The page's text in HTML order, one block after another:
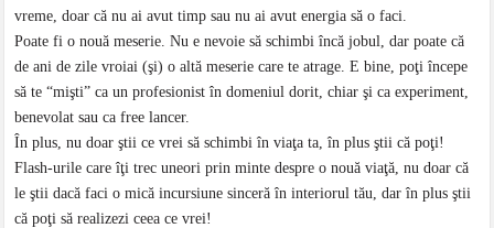
vreme, doar că nu ai avut timp sau nu ai avut energia să o faci.
Poate fi o nouă meserie. Nu e nevoie să schimbi încă jobul, dar poate că
de ani de zile vroiai (şi) o altă meserie care te atrage. E bine, poţi începe
să te “mişti” ca un profesionist în domeniul dorit, chiar şi ca experiment,
benevolat sau ca free lancer.
În plus, nu doar ştii ce vrei să schimbi în viaţa ta, în plus ştii că poţi!
Flash-urile care îţi trec uneori prin minte despre o nouă viaţă, nu doar că
le ştii dacă faci o mică incursiune sinceră în interiorul tău, dar în plus ştii
că poţi să realizezi ceea ce vrei!